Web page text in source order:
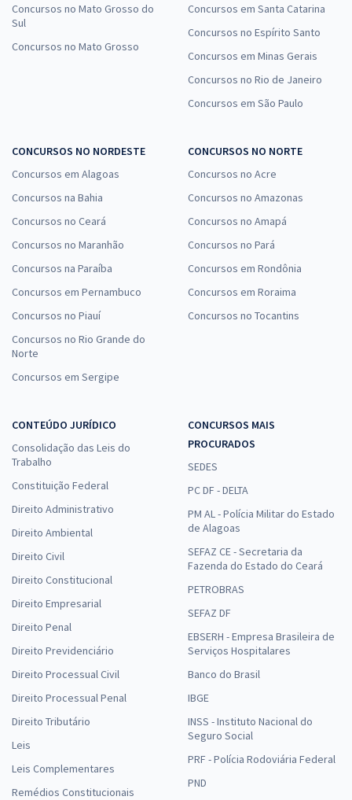
Concursos no Mato Grosso do
Sul
Concursos no Mato Grosso
Concursos em Santa Catarina
Concursos no Espírito Santo
Concursos em Minas Gerais
Concursos no Rio de Janeiro
Concursos em São Paulo
CONCURSOS NO NORDESTE
Concursos em Alagoas
Concursos na Bahia
Concursos no Ceará
Concursos no Maranhão
Concursos na Paraíba
Concursos em Pernambuco
Concursos no Piauí
Concursos no Rio Grande do
Norte
Concursos em Sergipe
CONCURSOS NO NORTE
Concursos no Acre
Concursos no Amazonas
Concursos no Amapá
Concursos no Pará
Concursos em Rondônia
Concursos em Roraima
Concursos no Tocantins
CONTEÚDO JURÍDICO
Consolidação das Leis do
Trabalho
Constituição Federal
Direito Administrativo
Direito Ambiental
Direito Civil
Direito Constitucional
Direito Empresarial
Direito Penal
Direito Previdenciário
Direito Processual Civil
Direito Processual Penal
Direito Tributário
Leis
Leis Complementares
Remédios Constitucionais
CONCURSOS MAIS
PROCURADOS
SEDES
PC DF - DELTA
PM AL - Polícia Militar do Estado
de Alagoas
SEFAZ CE - Secretaria da
Fazenda do Estado do Ceará
PETROBRAS
SEFAZ DF
EBSERH - Empresa Brasileira de
Serviços Hospitalares
Banco do Brasil
IBGE
INSS - Instituto Nacional do
Seguro Social
PRF - Polícia Rodoviária Federal
PND